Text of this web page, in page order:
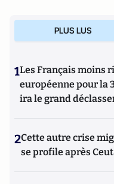
PLUS LUS
1Les Français moins
européenne pour la
ira le grand
2Cette autre crise
se profile après